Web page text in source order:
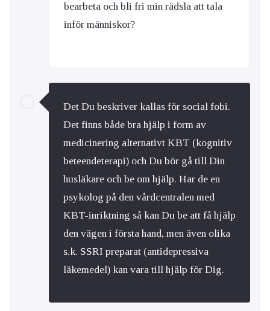
bearbeta och bli fri min rädsla att tala
inför människor?
Det Du beskriver kallas för social fobi.
Det finns både bra hjälp i form av
medicinering alternativt KBT (kognitiv
beteendeterapi) och Du bör gå till Din
husläkare och be om hjälp. Har de en
psykolog på den vårdcentralen med
KBT-inriktning så kan Du be att få hjälp
den vägen i första hand, men även olika
s.k. SSRI preparat (antidepressiva
läkemedel) kan vara till hjälp för Dig.